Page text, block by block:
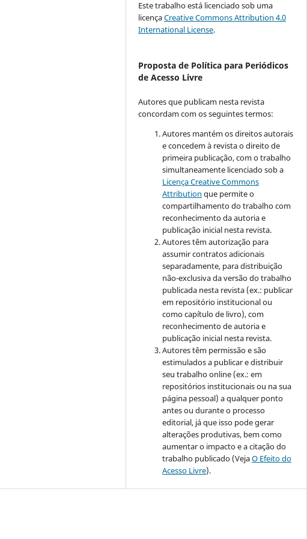
Este trabalho está licenciado sob uma
licençaCreative Commons Attribution 4.0
International License.
Proposta de Política para Periódicos
de Acesso Livre
Autores que publicam nesta revista
concordam com os seguintes termos:
Autores mantém os direitos autorais
e concedem à revista o direito de
primeira publicação, com o trabalho
simultaneamente licenciado sob a
Licença Creative Commons
Attribution que permite o
compartilhamento do trabalho com
reconhecimento da autoria e
publicação inicial nesta revista.
Autores têm autorização para
assumir contratos adicionais
separadamente, para distribuição
não-exclusiva da versão do trabalho
publicada nesta revista (ex.: publicar
em repositório institucional ou
como capítulo de livro), com
reconhecimento de autoria e
publicação inicial nesta revista.
Autores têm permissão e são
estimulados a publicar e distribuir
seu trabalho online (ex.: em
repositórios institucionais ou na sua
página pessoal) a qualquer ponto
antes ou durante o processo
editorial, já que isso pode gerar
alterações produtivas, bem como
aumentar o impacto e a citação do
trabalho publicado (VejaO Efeito do
Acesso Livre).